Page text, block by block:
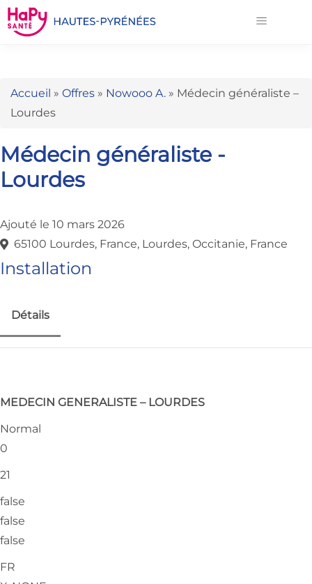
Accueil » Offres » Nowooo A. » Médecin généraliste –
Lourdes
Médecin généraliste -
Lourdes
Ajouté le 10 mars 2026
65100 Lourdes, France, Lourdes, Occitanie, France
Installation
Détails
MEDECIN GENERALISTE – LOURDES
Normal
0
21
false
false
false
FR